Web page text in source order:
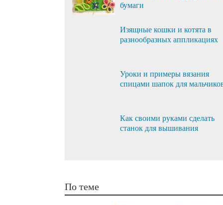
бумаги
Изящные кошки и котята в
разнообразных аппликациях
Уроки и примеры вязания
спицами шапок для
Как своими руками сделать
станок для вышивания
По теме